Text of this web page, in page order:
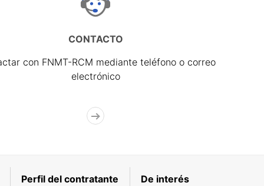
CONTACTO
con FNMT-RCM mediante teléfono o correo
electrónico
Perfil del contratante De interés